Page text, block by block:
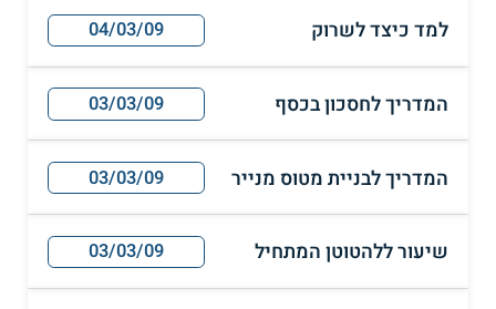
למד כיצד לשרוק 04/03/09
המדריך לחסכון בכסף 03/03/09
המדריך לבניית מטוס מנייר 03/03/09
שיעור ללהטוטן המתחיל 03/03/09